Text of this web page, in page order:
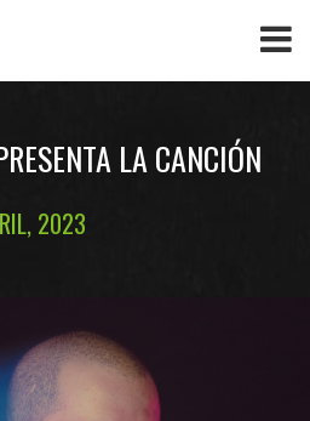
LA CANCIÓN
2023